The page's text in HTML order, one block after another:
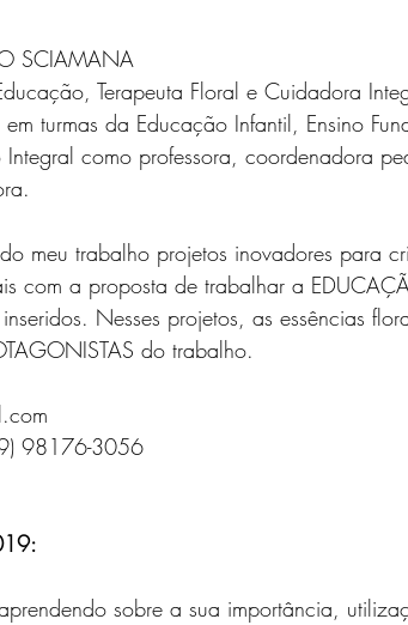
SCIAMANA
Terapeuta Floral e Cuidadora
turmas da Educação Infantil, Ensino
Integral como professora, coordenadora
meu trabalho projetos inovadores para
com a proposta de trabalhar a
Nesses projetos, as essências
do trabalho.
98176-3056
sobre a sua importância,